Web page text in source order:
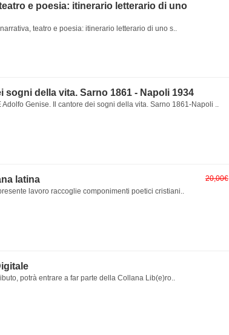
e poesia: itinerario letterario di uno
teatro e poesia: itinerario letterario di uno s..
sogni della vita. Sarno 1861 - Napoli 1934
Adolfo Genise. Il cantore dei sogni della vita. Sarno 1861-Napoli ..
20,00€
latina
lavoro raccoglie componimenti poetici cristiani..
potrà entrare a far parte della Collana Lib(e)ro..